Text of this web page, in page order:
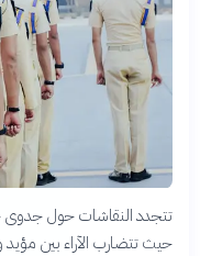
تتجدد النقاشات حول جدوى
حيث تتضارب الآراء بين